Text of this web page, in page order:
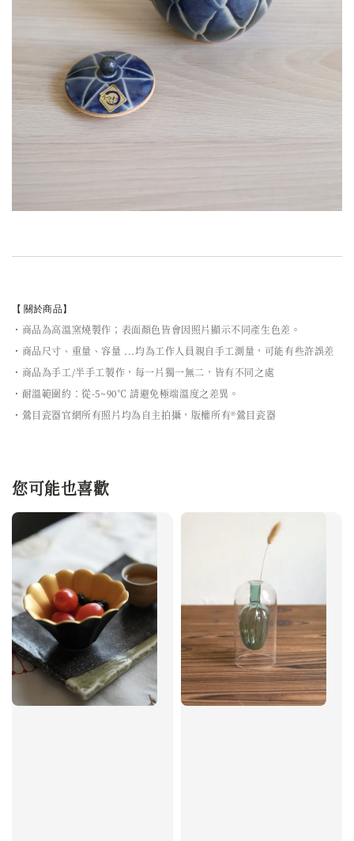
【 關於商品】
・商品為高溫窯燒製作；表面顏色皆會因照片顯示不同產生色差。
・商品尺寸、重量、容量 ...均為工作人員親自手工測量，可能有些許誤差
・商品為手工/半手工製作，每一片獨一無二，皆有不同之處
・耐溫範圍約：從-5~90℃ 請避免極端溫度之差異。
・鶯目瓷器官網所有照片均為自主拍攝，版權所有®鶯目瓷器
您可能也喜歡